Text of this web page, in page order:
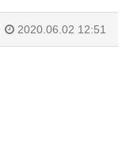
2020.06.02 12:51